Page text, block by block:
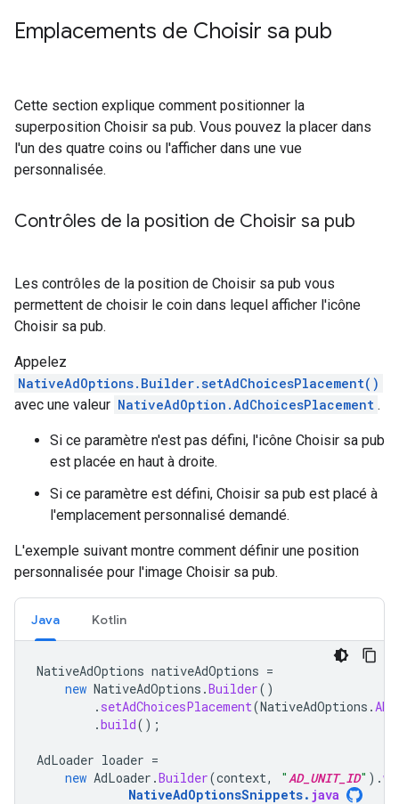
Emplacements de Choisir sa pub
Cette section explique comment positionner la
superposition Choisir sa pub. Vous pouvez la placer dans
l'un des quatre coins ou l'afficher dans une vue
personnalisée.
Contrôles de la position de Choisir sa pub
Les contrôles de la position de Choisir sa pub vous
permettent de choisir le coin dans lequel afficher l'icône
Choisir sa pub.
Appelez
NativeAdOptions.Builder.setAdChoicesPlacement()
avec une valeur NativeAdOption.AdChoicesPlacement .
Si ce paramètre n'est pas défini, l'icône Choisir sa pub
est placée en haut à droite.
Si ce paramètre est défini, Choisir sa pub est placé à
l'emplacement personnalisé demandé.
L'exemple suivant montre comment définir une position
personnalisée pour l'image Choisir sa pub.
Java Kotlin
NativeAdOptions nativeAdOptions =
new NativeAdOptions .Builder()
. setAdChoicesPlacement(NativeAdOptions .
.build();
AdLoader loader =
new AdLoader .Builder(context, "AD_UNIT_ID" ).
NativeAdOptionsSnippets. java